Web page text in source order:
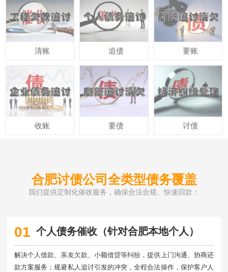
清账
收账
追债
要债
要账
讨债
合肥讨债公司全类型债务覆盖
我们提供定制化催收服务，确保合法合规、快速回款：
01 个人债务催收（针对合肥本地个人）
解决个人借款、亲友欠款、小额借贷等纠纷，提供上门沟通、协商还
款方案服务；规避私人追讨引发的冲突，全程合法操作，保护客户人